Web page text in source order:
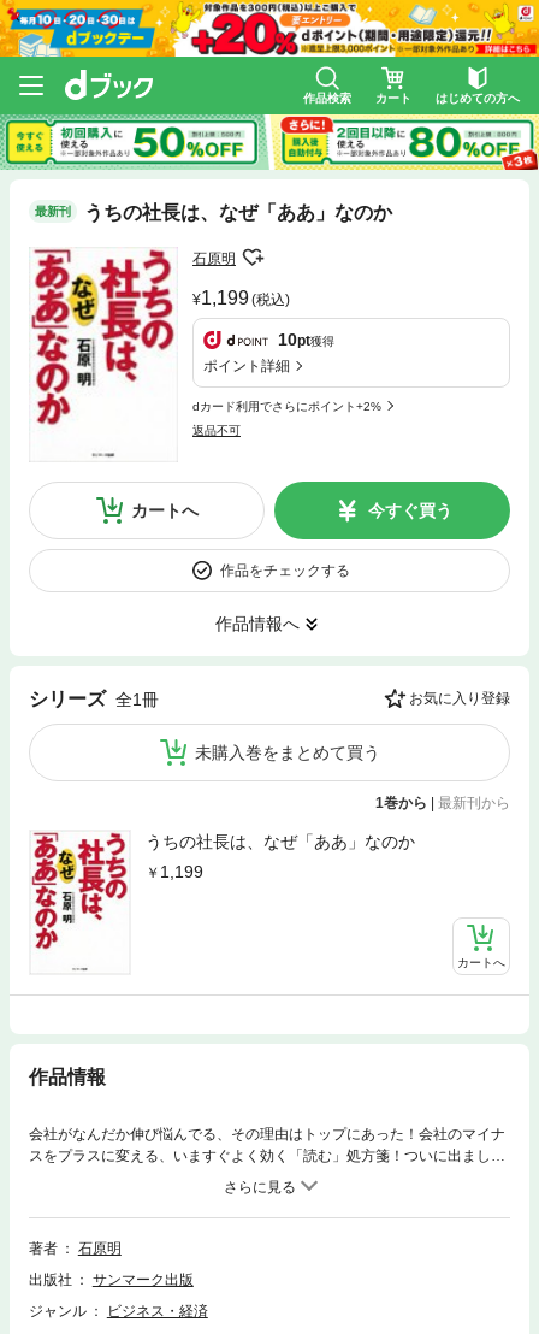
作品検索 カート はじめての方へ
最新刊 うちの社長は、なぜ「ああ」なのか
石原明
1,199(税込)
10pt獲得
ポイント詳細
dカード利用でさらにポイント+2%
返品不可
カートへ 今すぐ買う
作品をチェックする
作品情報へ
シリーズ 全1冊 お気に入り登録
未購入巻をまとめて買う
1巻から | 最新刊から
うちの社長は、なぜ「ああ」なのか
1,199
カートへ
作品情報
会社がなんだか伸び悩んでる、その理由はトップにあった！会社のマイナ
スをプラスに変える、いますぐよく効く「読む」処方箋！ついに出まし
た！数多くの顧問先を最速・最短で発展させてきたノウハウとその独自の
マーケティングセンスで、あらゆる業界に衝撃を与え、ビジネスの常識を
覆したカリスマコンサルタントが、全国の読者にお贈りする究極の、そし
て渾身の書き下ろし。会社をソッコー軌道修正し、問題点を解決し、さら
べての中小企業の社長さんとその社員の皆様、必読です！大企業には「大
企業病」がありますが、中小企業にも「中小企業病」があります。そし
著者
石原明
出版社
サンマーク出版
ジャンル
ビジネス・経済